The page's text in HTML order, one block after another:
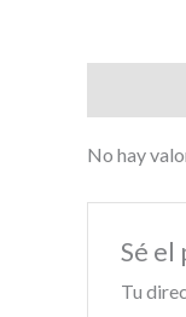
No hay
Sé el
Tu